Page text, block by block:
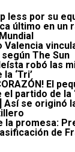
less por su
último en un
Valencia
The Sun
robó las
‘Tri’
El
partido de la
Así se originó
la promesa:
de